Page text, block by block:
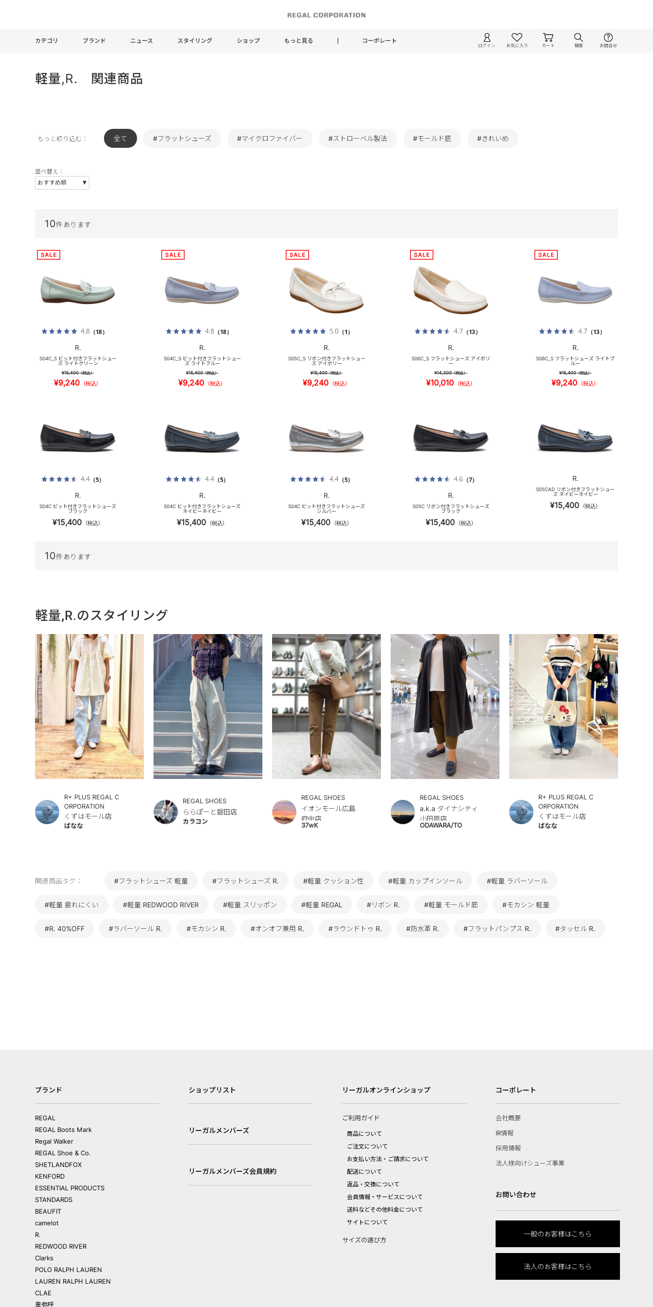
カテゴリ ブランド ニュース スタイリング ショップ もっと見る コーポレート
ログイン お気に入り カート 検索 お問合せ
軽量,R. 関連商品
もっと絞り込む： 全て #フラットシューズ #マイクロファイバー #ストローベル製法 #モールド底 #きれいめ
並べ替え：
10件あります
4.8 （18）
R.
S04C_S ビット付きフラットシュー
ズ ライトグリーン
¥15,400（税込）
¥9,240 （税込）
4.8 （18）
R.
S04C_S ビット付きフラットシュー
ズ ライトブルー
¥15,400（税込）
¥9,240 （税込）
5.0（1）
R.
S05C_S リボン付きフラットシュー
ズ アイボリー
¥15,400（税込）
¥9,240 （税込）
4.7（13）
R.
S06C_S フラットシューズ アイボリ
ー
¥14,300（税込）
¥10,010 （税込）
4.7（13）
R.
S06C_S フラットシューズ ライトブ
ルー
¥15,400（税込）
¥9,240 （税込）
4.4（5）
R.
S04C ビット付きフラットシューズ
ブラック
¥15,400 （税込）
4.4（5）
R.
S04C ビット付きフラットシューズ
ネイビーネイビー
¥15,400 （税込）
4.4（5）
R.
S04C ビット付きフラットシューズ
シルバー
¥15,400 （税込）
4.6（7）
R.
S05C リボン付きフラットシューズ
ブラック
¥15,400 （税込）
R.
S05CAD リボン付きフラットシュー
ズ ネイビーネイビー
¥15,400 （税込）
10件あります
軽量,R.のスタイリング
R+ PLUS REGAL C
ORPORATION
くずはモール店
ばなな
REGAL SHOES
ららぽーと磐田店
カラコン
REGAL SHOES
イオンモール広島
府中店
37wK
REGAL SHOES
a.k.a ダイナシティ
小田原店
ODAWARA/TO
R+ PLUS REGAL C
ORPORATION
くずはモール店
ばなな
関連商品タグ： #フラットシューズ 軽量 #フラットシューズ R. #軽量 クッション性 #軽量 カップインソール #軽量 ラバーソール
#軽量 疲れにくい #軽量 REDWOOD RIVER #軽量 スリッポン #軽量 REGAL #リボン R. #軽量 モールド底 #モカシン 軽量
#R. 40%OFF #ラバーソール R. #モカシン R. #オンオフ兼用 R. #ラウンドトゥ R. #防水革 R. #フラットパンプス R. #タッセル R.
ブランド
REGAL
REGAL Boots Mark
Regal Walker
REGAL Shoe & Co.
SHETLANDFOX
KENFORD
ESSENTIAL PRODUCTS
STANDARDS
BEAUFIT
camelot
R.
REDWOOD RIVER
Clarks
POLO RALPH LAUREN
LAUREN RALPH LAUREN
CLAE
卑弥呼
ショップリスト
リーガルメンバーズ
リーガルメンバーズ会員規約
リーガルオンラインショップ
ご利用ガイド
商品について
ご注文について
お支払い方法・ご請求について
配送について
返品・交換について
会員情報・サービスについて
送料などその他料金について
サイトについて
サイズの選び方
コーポレート
会社概要
IR情報
採用情報
法人様向けシューズ事業
お問い合わせ
一般のお客様はこちら
法人のお客様はこちら